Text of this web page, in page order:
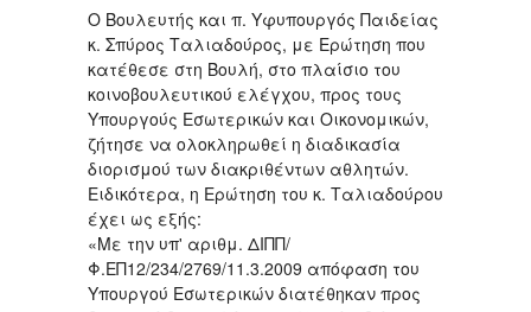
Ο Βουλευτής και π. Υφυπουργός Παιδείας
κ. Σπύρος Ταλιαδούρος, με Ερώτηση που
κατέθεσε στη Βουλή, στο πλαίσιο του
κοινοβουλευτικού ελέγχου, προς τους
Υπουργούς Εσωτερικών και Οικονομικών,
ζήτησε να ολοκληρωθεί η διαδικασία
διορισμού των διακριθέντων αθλητών.
Ειδικότερα, η Ερώτηση του κ. Ταλιαδούρου
έχει ως εξής:
«Με την υπ' αριθμ. ΔΙΠΠ/
Φ.ΕΠ12/234/2769/11.3.2009 απόφαση του
Υπουργού Εσωτερικών διατέθηκαν προς